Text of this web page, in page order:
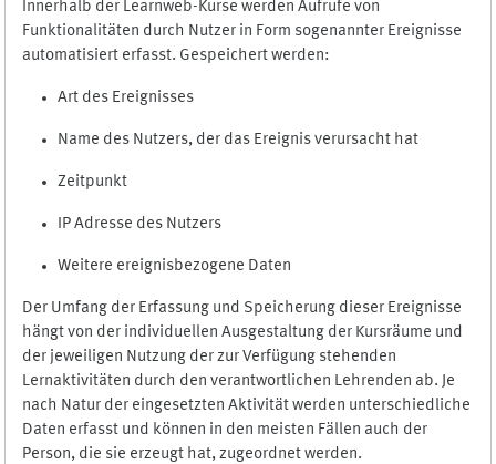
Innerhalb der Learnweb-Kurse werden Aufrufe von
Funktionalitäten durch Nutzer in Form sogenannter Ereignisse
automatisiert erfasst. Gespeichert werden:
Art des Ereignisses
Name des Nutzers, der das Ereignis verursacht hat
Zeitpunkt
IP Adresse des Nutzers
Weitere ereignisbezogene Daten
Der Umfang der Erfassung und Speicherung dieser Ereignisse
hängt von der individuellen Ausgestaltung der Kursräume und
der jeweiligen Nutzung der zur Verfügung stehenden
Lernaktivitäten durch den verantwortlichen Lehrenden ab. Je
nach Natur der eingesetzten Aktivität werden unterschiedliche
Daten erfasst und können in den meisten Fällen auch der
Person, die sie erzeugt hat, zugeordnet werden.